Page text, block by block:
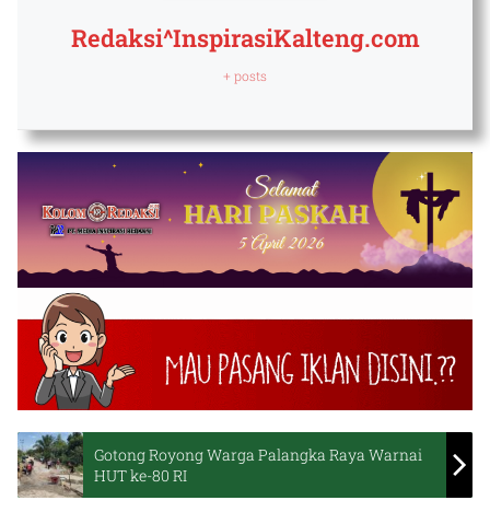
Redaksi^InspirasiKalteng.com
+ posts
Gotong Royong Warga Palangka Raya Warnai
HUT ke-80 RI